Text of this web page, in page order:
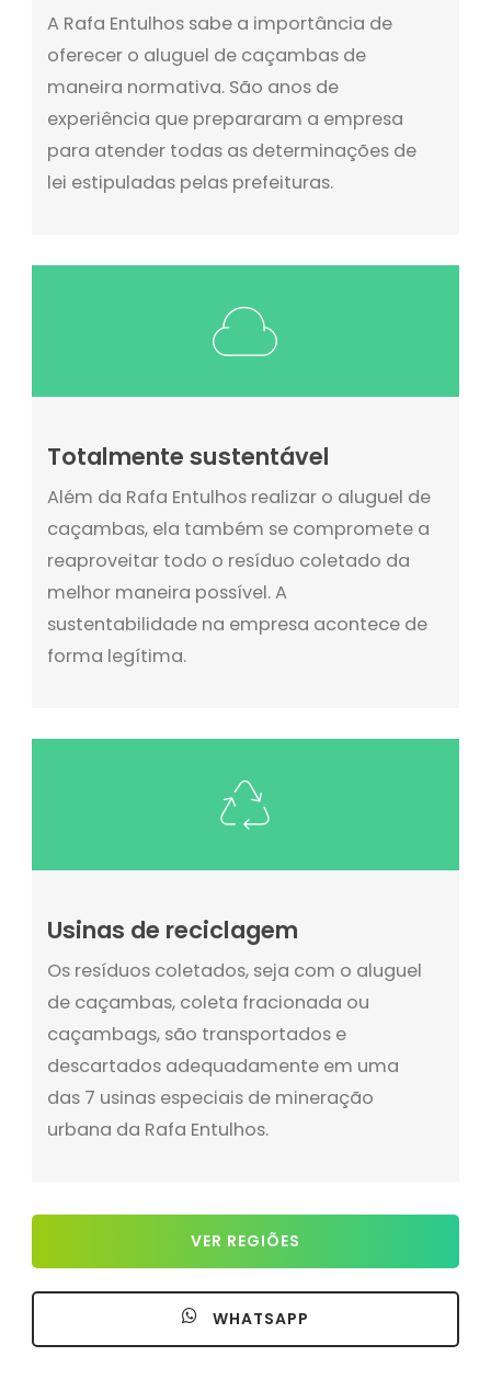
A Rafa Entulhos sabe a importância de
oferecer o aluguel de caçambas de
maneira normativa. São anos de
experiência que prepararam a empresa
para atender todas as determinações de
lei estipuladas pelas prefeituras.
Totalmente sustentável
Além da Rafa Entulhos realizar o aluguel de
caçambas, ela também se compromete a
reaproveitar todo o resíduo coletado da
melhor maneira possível. A
sustentabilidade na empresa acontece de
forma legítima.
Usinas de reciclagem
Os resíduos coletados, seja com o aluguel
de caçambas, coleta fracionada ou
caçambags, são transportados e
descartados adequadamente em uma
das 7 usinas especiais de mineração
urbana da Rafa Entulhos.
VER REGIÕES
WHATSAPP